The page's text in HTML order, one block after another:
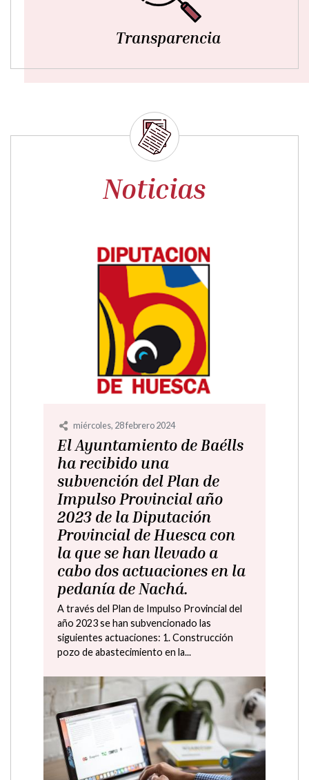
Transparencia
Noticias
miércoles, 28 febrero 2024
El Ayuntamiento de Baélls
ha recibido una
subvención del Plan de
Impulso Provincial año
2023 de la Diputación
Provincial de Huesca con
la que se han llevado a
cabo dos actuaciones en la
pedanía de Nachá.
A través del Plan de Impulso Provincial del
año 2023 se han subvencionado las
siguientes actuaciones: 1. Construcción
pozo de abastecimiento en la...